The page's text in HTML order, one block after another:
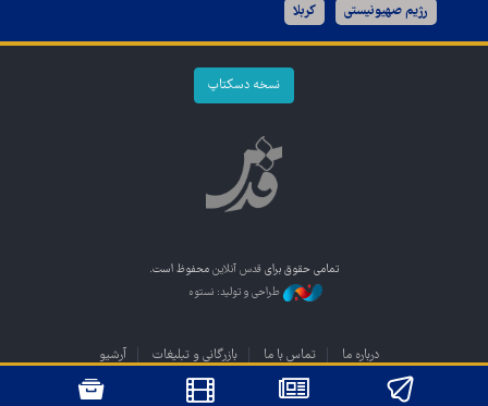
رژیم صهیونیستی کربلا
نسخه دسکتاپ
تمامی حقوق برای قدس آنلاین محفوظ است.
طراحی و تولید: نستوه
درباره ما تماس با ما بازرگانی و تبلیغات آرشیو